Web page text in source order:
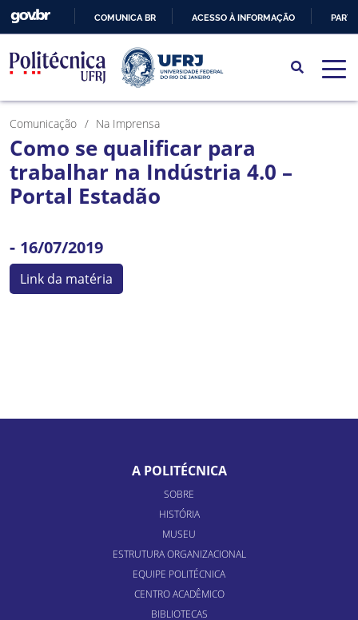
PARA
O
CONTEÚDO
COMUNICA BR ACESSO À INFORMAÇÃO
Comunicação Na Imprensa
Como se qualificar para
trabalhar na Indústria 4.0 –
Portal Estadão
- 16/07/2019
Link da matéria
A POLITÉCNICA
SOBRE
HISTÓRIA
MUSEU
ESTRUTURA ORGANIZACIONAL
EQUIPE POLITÉCNICA
CENTRO ACADÊMICO
BIBLIOTECAS